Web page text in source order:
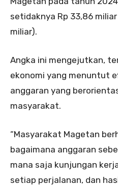
setidaknya Rp 33,86 miliar
miliar).
Angka ini mengejutkan,
ekonomi yang menuntut
anggaran yang
masyarakat.
“Masyarakat Magetan
bagaimana anggaran
mana saja kunjungan
setiap perjalanan, dan